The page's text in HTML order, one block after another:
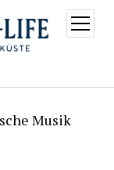
Menü
öffnen
Musik